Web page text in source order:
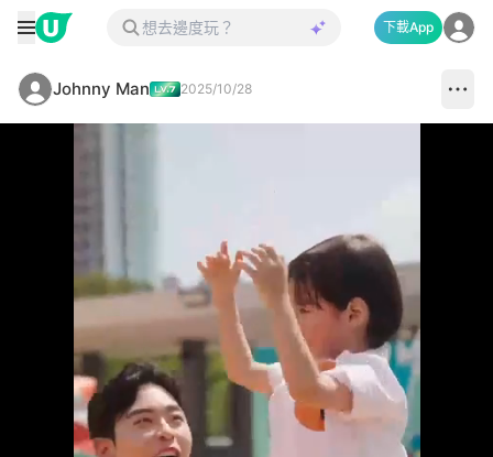
下載App
Johnny Man 2025/10/28